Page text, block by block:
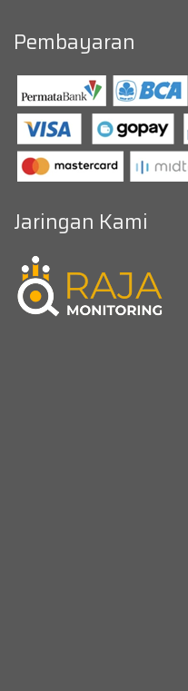
Pembayaran
Jaringan Kami